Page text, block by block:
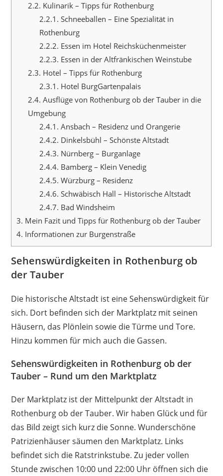
2.2. Kulinarik – Tipps für Rothenburg
2.2.1. Schneeballen – Eine Spezialität in
Rothenburg
2.2.2. Essen im Hotel Reichsküchenmeister
2.2.3. Essen in der Altfränkischen Weinstube
2.3. Hotel – Tipps für Rothenburg
2.3.1. Hotel BurgGartenpalais
2.4. Ausflüge von Rothenburg ob der Tauber in die
Umgebung
2.4.1. Ansbach – Residenz und Orangerie
2.4.2. Dinkelsbühl – Schönste Altstadt
2.4.3. Nürnberg – Burganlage
2.4.4. Bamberg – Klein Venedig
2.4.5. Würzburg – Residenz
2.4.6. Schwäbisch Hall – Historische Altstadt
2.4.7. Bad Windsheim
3. Mein Fazit und Tipps für Rothenburg ob der Tauber
4. Informationen zur Burgenstraße
Sehenswürdigkeiten in Rothenburg ob
der Tauber
Die historische Altstadt ist eine Sehenswürdigkeit für
sich. Dort befinden sich der Marktplatz mit seinen
Häusern, das Plönlein sowie die Türme und Tore.
Hinzu kommen für mich auch die Gassen.
Sehenswürdigkeiten in Rothenburg ob der
Tauber – Rund um den Marktplatz
Der Marktplatz ist der Mittelpunkt der Altstadt in
Rothenburg ob der Tauber. Wir haben Glück und für
das Bild zeigt sich kurz die Sonne. Wunderschöne
Patrizienhäuser säumen den Marktplatz. Links
befindet sich die Ratstrinkstube. Zu jeder vollen
Stunde zwischen 10:00 und 22:00 Uhr öffnen sich die